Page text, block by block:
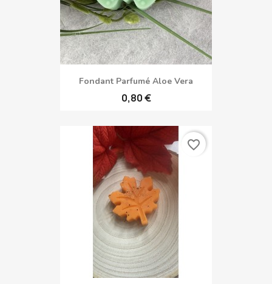
Fondant Parfumé Aloe Vera
0,80 €
favorite_border